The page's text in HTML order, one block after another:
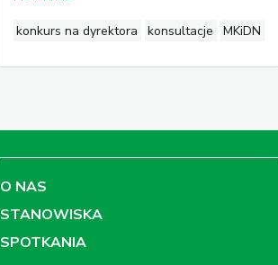
konkurs na dyrektora konsultacje MKiDN
O NAS
STANOWISKA
SPOTKANIA